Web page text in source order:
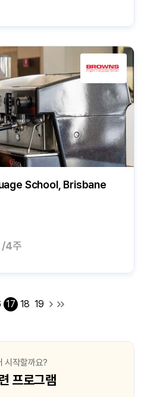
School, Brisbane
/4주
17 18 19
시작할까요?
프로그램